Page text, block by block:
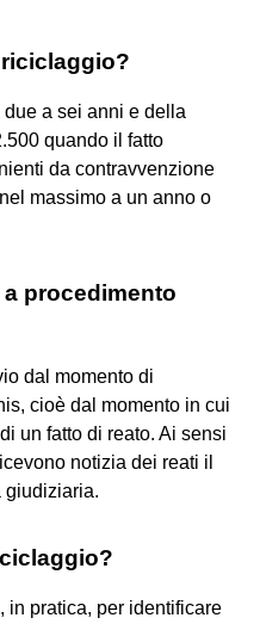
a sei anni e della
quando il fatto
da contravvenzione
massimo a un anno o
procedimento
dal momento di
cioè dal momento in cui
un fatto di reato. Ai sensi
notizia dei reati il
giudiziaria.
in pratica, per identificare